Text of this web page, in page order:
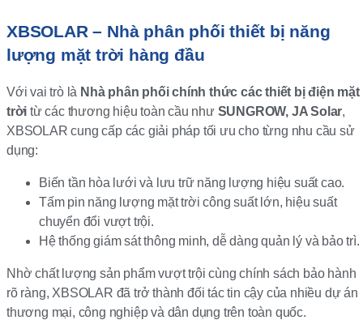
XBSOLAR – Nhà phân phối thiết bị năng
lượng mặt trời hàng đầu
Với vai trò là Nhà phân phối chính thức các thiết bị điện mặt
trời từ các thương hiệu toàn cầu như SUNGROW, JA Solar,
XBSOLAR cung cấp các giải pháp tối ưu cho từng nhu cầu sử
dụng:
Biến tần hòa lưới và lưu trữ năng lượng hiệu suất cao.
Tấm pin năng lượng mặt trời công suất lớn, hiệu suất
chuyển đổi vượt trội.
Hệ thống giám sát thông minh, dễ dàng quản lý và bảo trì.
Nhờ chất lượng sản phẩm vượt trội cùng chính sách bảo hành
rõ ràng, XBSOLAR đã trở thành đối tác tin cậy của nhiều dự án
thương mại, công nghiệp và dân dụng trên toàn quốc.